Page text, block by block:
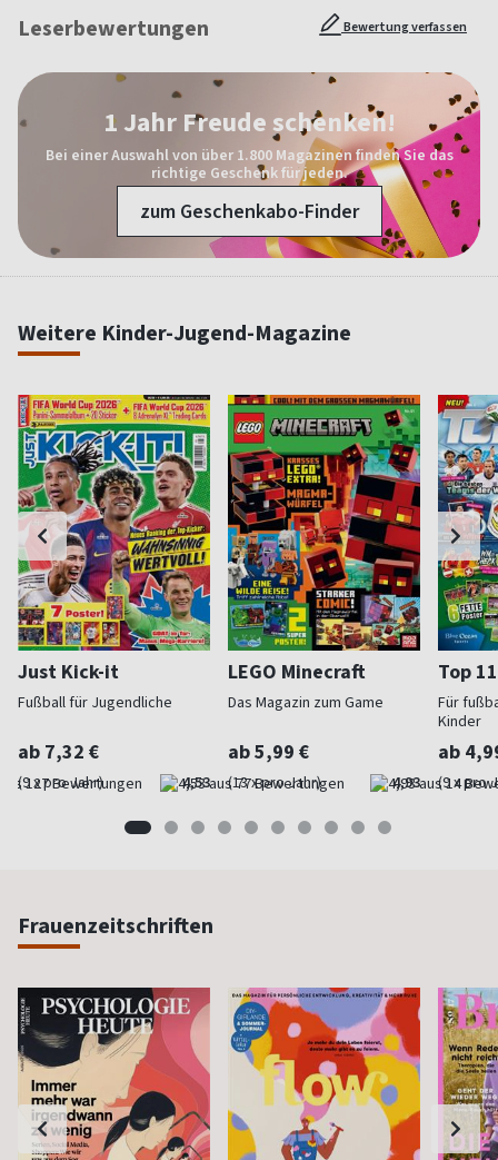
Leserbewertungen Bewertung verfassen
1 Jahr Freude schenken!
Bei einer Auswahl von über 1.800 Magazinen finden Sie das
richtige Geschenk für jeden.
zum Geschenkabo-Finder
Weitere Kinder-Jugend-Magazine
Just Kick-it
Fußball für Jugendliche
ab 7,32 €
(9 x pro Jahr) 4,53
LEGO Minecraft
Das Magazin zum Game
ab 5,99 €
(13 x pro Jahr) 4,93
Top 11
Für
Kinder
ab
(9 x pro
Frauenzeitschriften